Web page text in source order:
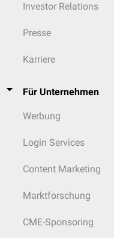
Investor Relations
Presse
Karriere
Für Unternehmen
Werbung
Login Services
Content Marketing
Marktforschung
CME-Sponsoring